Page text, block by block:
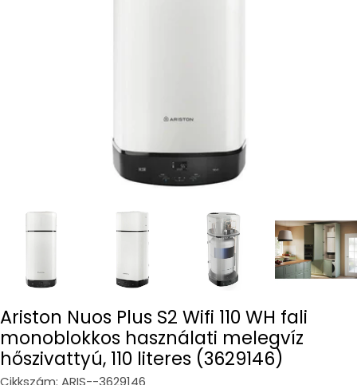
Ariston Nuos Plus S2 Wifi 110 WH fali
monoblokkos használati melegvíz
hőszivattyú, 110 literes (3629146)
Cikkszám: ARIS--3629146